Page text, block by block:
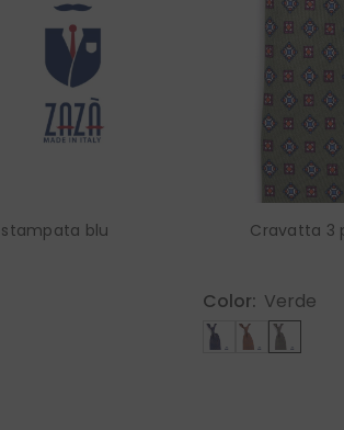
stampata blu
Cravatta 3
Color: Verde